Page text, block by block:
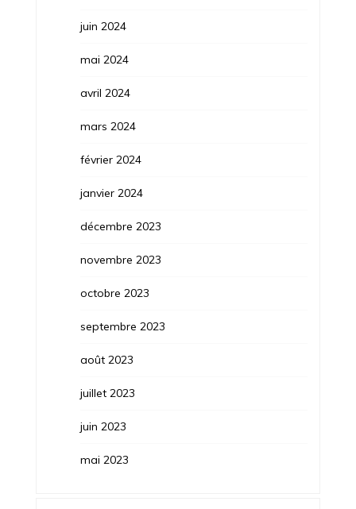
juin 2024
mai 2024
avril 2024
mars 2024
février 2024
janvier 2024
décembre 2023
novembre 2023
octobre 2023
septembre 2023
août 2023
juillet 2023
juin 2023
mai 2023